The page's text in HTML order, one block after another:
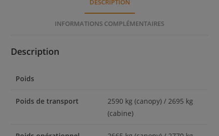
DESCRIPTION
INFORMATIONS COMPLÉMENTAIRES
Description
Poids
Poids de transport
2590 kg (canopy) / 2695 kg
(cabine)